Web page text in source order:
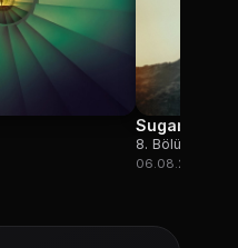
Sugar
8. Bölüm
06.08.2026